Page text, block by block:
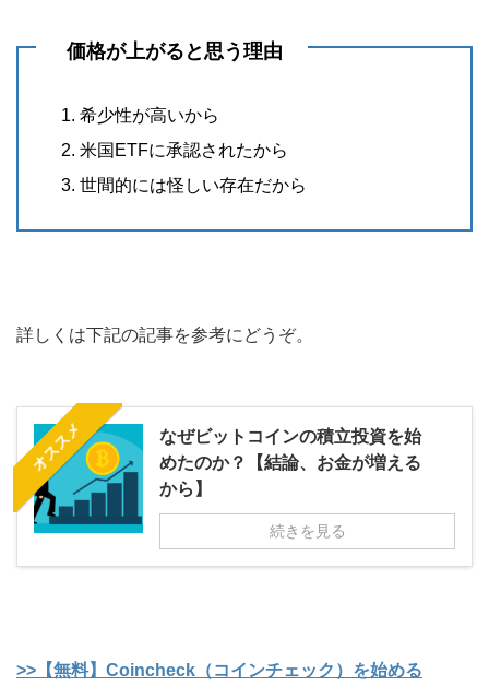
価格が上がると思う理由
希少性が高いから
米国ETFに承認されたから
世間的には怪しい存在だから
詳しくは下記の記事を参考にどうぞ。
オススメ
なぜビットコインの積立投資を始
めたのか？【結論、お金が増える
から】
続きを見る
>>【無料】Coincheck（コインチェック）を始める